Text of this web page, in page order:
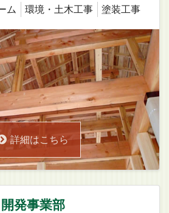
ム 環境・土木工事 塗装工事
詳細はこちら
開発事業部